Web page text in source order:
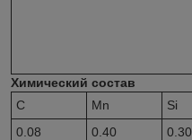
Химический состав
С
Mn Si
0.08
0.40 0.30